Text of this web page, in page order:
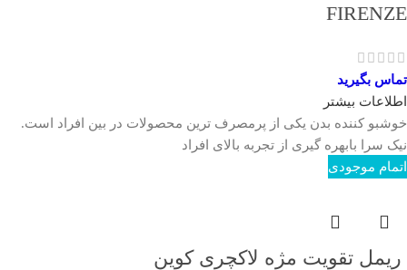
FIRENZE
تماس بگیرید
اطلاعات بیشتر
خوشبو کننده بدن یکی از پرمصرف ترین محصولات در بین افراد است.
نیک سرا بابهره گیری از تجربه بالای افراد
اتمام موجودی
ريمل تقويت مژه لاكچری كوين